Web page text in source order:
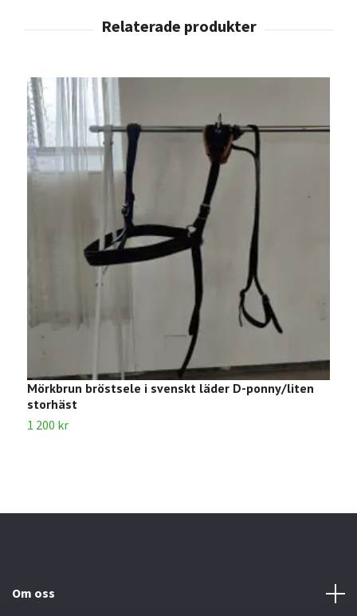
Mörkbrun bröstsele i svenskt läder D-ponny/liten
storhäst
1 200 kr
Om oss